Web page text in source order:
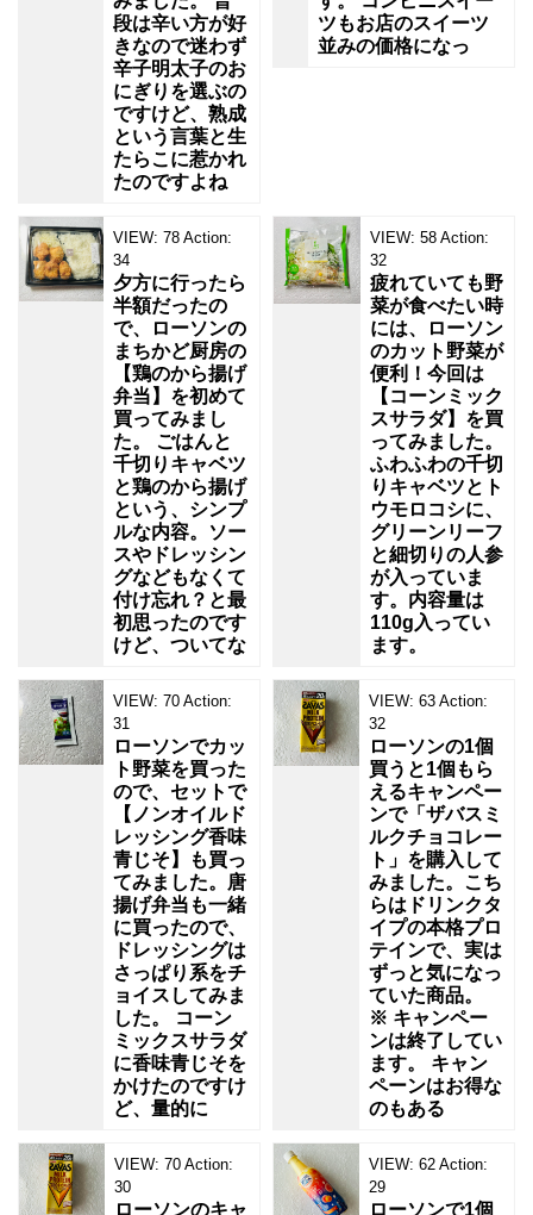
段は辛い方が好
きなので迷わず
辛子明太子のお
にぎりを選ぶの
ですけど、熟成
という言葉と生
たらこに惹かれ
たのですよね
ツもお店のスイーツ
並みの価格になっ
VIEW: 78 Action:
34
夕方に行ったら
半額だったの
で、ローソンの
まちかど厨房の
【鶏のから揚げ
弁当】を初めて
買ってみまし
た。 ごはんと
千切りキャベツ
と鶏のから揚げ
という、シンプ
ルな内容。ソー
スやドレッシン
グなどもなくて
付け忘れ？と最
初思ったのです
けど、ついてな
VIEW: 58 Action:
32
疲れていても野
菜が食べたい時
には、ローソン
のカット野菜が
便利！今回は
【コーンミック
スサラダ】を買
ってみました。
ふわふわの千切
りキャベツとト
ウモロコシに、
グリーンリーフ
と細切りの人参
が入っていま
す。内容量は
110g入ってい
ます。
VIEW: 70 Action:
31
ローソンでカッ
ト野菜を買った
ので、セットで
【ノンオイルド
レッシング香味
青じそ】も買っ
てみました。唐
揚げ弁当も一緒
に買ったので、
ドレッシングは
さっぱり系をチ
ョイスしてみま
した。 コーン
ミックスサラダ
に香味青じそを
かけたのですけ
ど、量的に
VIEW: 63 Action:
32
ローソンの1個
買うと1個もら
えるキャンペー
ンで「ザバスミ
ルクチョコレー
ト」を購入して
みました。こち
らはドリンクタ
イプの本格プロ
テインで、実は
ずっと気になっ
ていた商品。
※ キャンペー
ンは終了してい
ます。 キャン
ペーンはお得な
のもある
VIEW: 70 Action:
30
ローソンのキャ
VIEW: 62 Action:
29
ローソンで1個